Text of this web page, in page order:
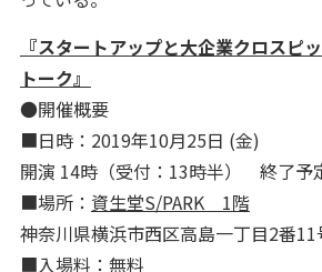
『スタートアップと大企業クロスピ
トーク』
●開催概要
■日時：2019年10月25日 (金)
開演 14時（受付：13時半） 終了予
■場所： 資生堂S/PARK 1階
神奈川県横浜市西区高島一丁目2番11
■入場料：無料